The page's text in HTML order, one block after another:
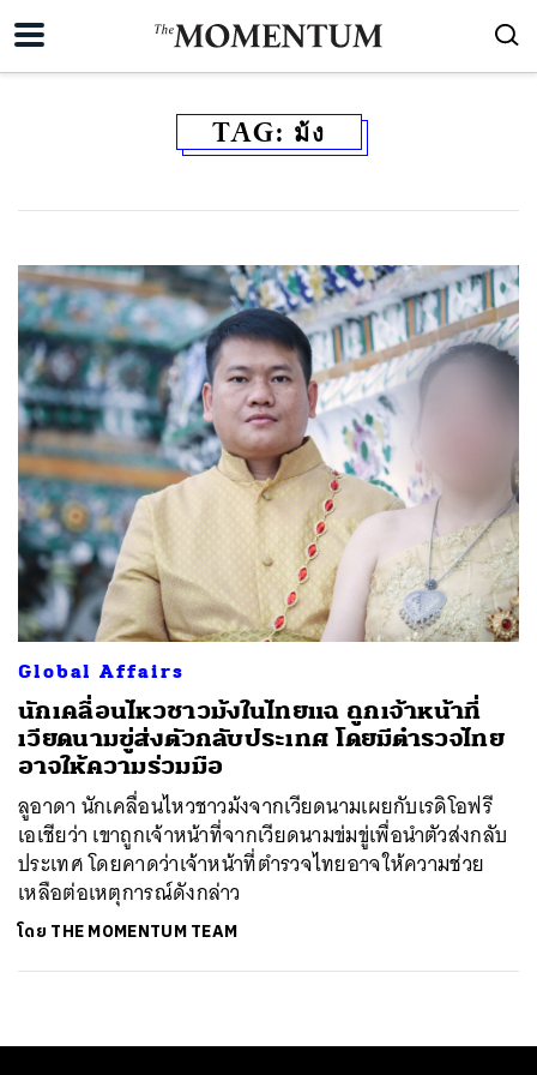
TAG: ม้ง
Global Affairs
นักเคลื่อนไหวชาวม้งในไทยแฉ ถูกเจ้าหน้าที่
เวียดนามขู่ส่งตัวกลับประเทศ โดยมีตำรวจไทย
อาจให้ความร่วมมือ
ลูอาดา นักเคลื่อนไหวชาวม้งจากเวียดนามเผยกับเรดิโอฟรี
เอเชียว่า เขาถูกเจ้าหน้าที่จากเวียดนามข่มขู่เพื่อนำตัวส่งกลับ
ประเทศ โดยคาดว่าเจ้าหน้าที่ตำรวจไทยอาจให้ความช่วย
เหลือต่อเหตุการณ์ดังกล่าว
โดย THE MOMENTUM TEAM
SHARE TWEET LINE EMAIL